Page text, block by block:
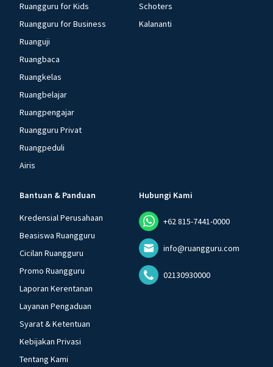
Ruangguru for Kids
Ruangguru for Business
Ruanguji
Ruangbaca
Ruangkelas
Ruangbelajar
Ruangpengajar
Ruangguru Privat
Ruangpeduli
Airis
Schoters
Kalananti
Bantuan & Panduan
Kredensial Perusahaan
Beasiswa Ruangguru
Cicilan Ruangguru
Promo Ruangguru
Laporan Kerentanan
Layanan Pengaduan
Syarat & Ketentuan
Kebijakan Privasi
Tentang Kami
Hubungi Kami
+62 815-7441-0000
info@ruangguru.com
02130930000